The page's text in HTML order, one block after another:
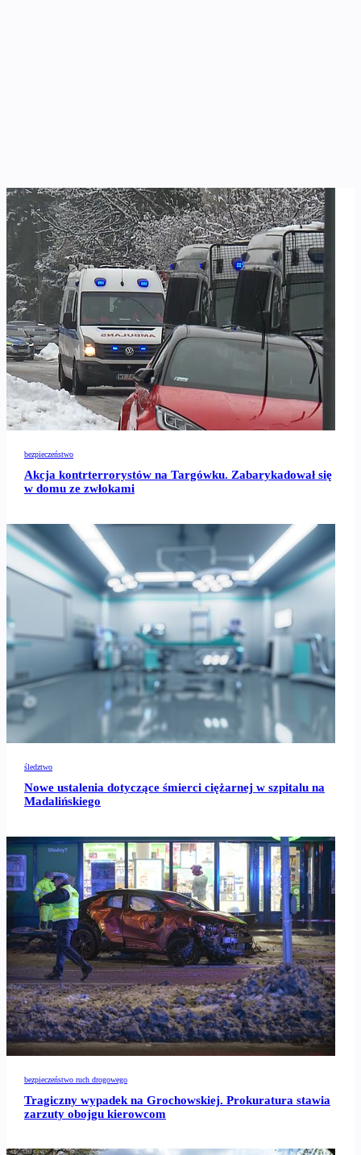
bezpieczeństwo
Akcja kontrterrorystów na Targówku. Zabarykadował się
w domu ze zwłokami
śledztwo
Nowe ustalenia dotyczące śmierci ciężarnej w szpitalu na
Madalińskiego
bezpieczeństwo ruch drogowego
Tragiczny wypadek na Grochowskiej. Prokuratura stawia
zarzuty obojgu kierowcom